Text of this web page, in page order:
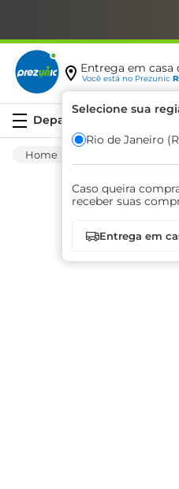
Entrega em casa
Você está no Prezunic
Selecione sua
Rio de Janeiro
Caso queira
receber suas
Entrega em